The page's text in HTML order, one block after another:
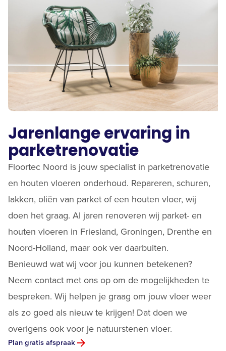
Jarenlange ervaring in
parketrenovatie
Floortec Noord is jouw specialist in parketrenovatie
en houten vloeren onderhoud. Repareren, schuren,
lakken, oliën van parket of een houten vloer, wij
doen het graag. Al jaren renoveren wij parket- en
houten vloeren in Friesland, Groningen, Drenthe en
Noord-Holland, maar ook ver daarbuiten.
Benieuwd wat wij voor jou kunnen betekenen?
Neem contact met ons op om de mogelijkheden te
bespreken. Wij helpen je graag om jouw vloer weer
als zo goed als nieuw te krijgen! Dat doen we
overigens ook voor je natuurstenen vloer.
Plan gratis afspraak